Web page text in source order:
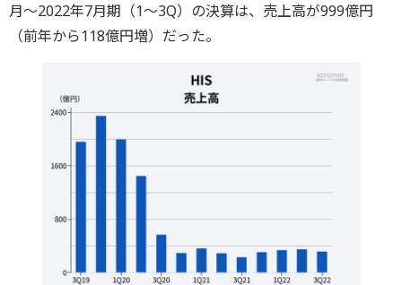
月〜2022年7月期（1〜3Q）の決算は、売上高が999億円
（前年から118億円増）だった。